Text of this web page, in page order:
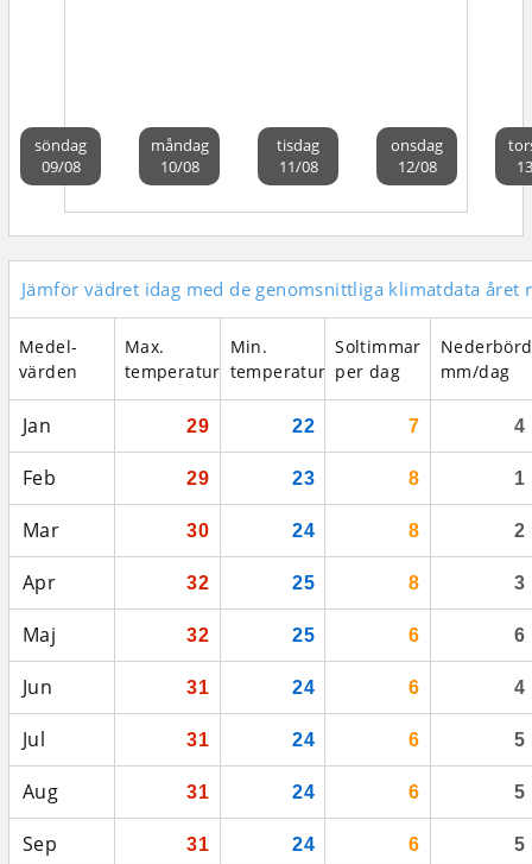
söndag
09/08
måndag
10/08
tisdag
11/08
onsdag
12/08
Jämför vädret idag med de genomsnittliga klimatdata året
Medel­
värden
Max.
temperatur
Min.
temperatur
Soltimmar
per dag
Nederbörd
mm/dag
Jan 29 22 7 4
Feb 29 23 8 1
Mar 30 24 8 2
Apr 32 25 8 3
Maj 32 25 6 6
Jun 31 24 6 4
Jul 31 24 6 5
Aug 31 24 6 5
Sep 31 24 6 5